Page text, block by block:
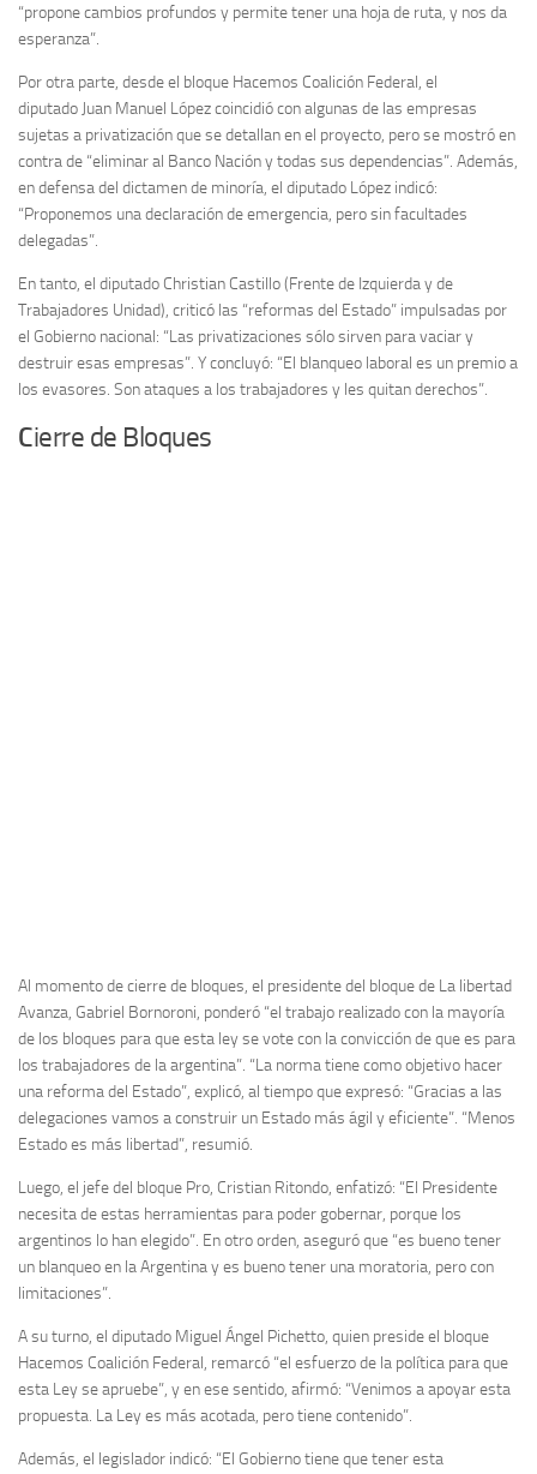
“propone cambios profundos y permite tener una hoja de ruta, y nos da
esperanza”.
Por otra parte, desde el bloque Hacemos Coalición Federal, el
diputado Juan Manuel López coincidió con algunas de las empresas
sujetas a privatización que se detallan en el proyecto, pero se mostró en
contra de “eliminar al Banco Nación y todas sus dependencias”. Además,
en defensa del dictamen de minoría, el diputado López indicó:
“Proponemos una declaración de emergencia, pero sin facultades
delegadas”.
En tanto, el diputado Christian Castillo (Frente de Izquierda y de
Trabajadores Unidad), criticó las “reformas del Estado” impulsadas por
el Gobierno nacional: “Las privatizaciones sólo sirven para vaciar y
destruir esas empresas”. Y concluyó: “El blanqueo laboral es un premio a
los evasores. Son ataques a los trabajadores y les quitan derechos”.
Cierre de Bloques
Al momento de cierre de bloques, el presidente del bloque de La libertad
Avanza, Gabriel Bornoroni, ponderó “el trabajo realizado con la mayoría
de los bloques para que esta ley se vote con la convicción de que es para
los trabajadores de la argentina”. “La norma tiene como objetivo hacer
una reforma del Estado”, explicó, al tiempo que expresó: “Gracias a las
delegaciones vamos a construir un Estado más ágil y eficiente”. “Menos
Estado es más libertad”, resumió.
Luego, el jefe del bloque Pro, Cristian Ritondo, enfatizó: “El Presidente
necesita de estas herramientas para poder gobernar, porque los
argentinos lo han elegido”. En otro orden, aseguró que “es bueno tener
un blanqueo en la Argentina y es bueno tener una moratoria, pero con
limitaciones”.
A su turno, el diputado Miguel Ángel Pichetto, quien preside el bloque
Hacemos Coalición Federal, remarcó “el esfuerzo de la política para que
esta Ley se apruebe”, y en ese sentido, afirmó: “Venimos a apoyar esta
propuesta. La Ley es más acotada, pero tiene contenido”.
Además, el legislador indicó: “El Gobierno tiene que tener esta